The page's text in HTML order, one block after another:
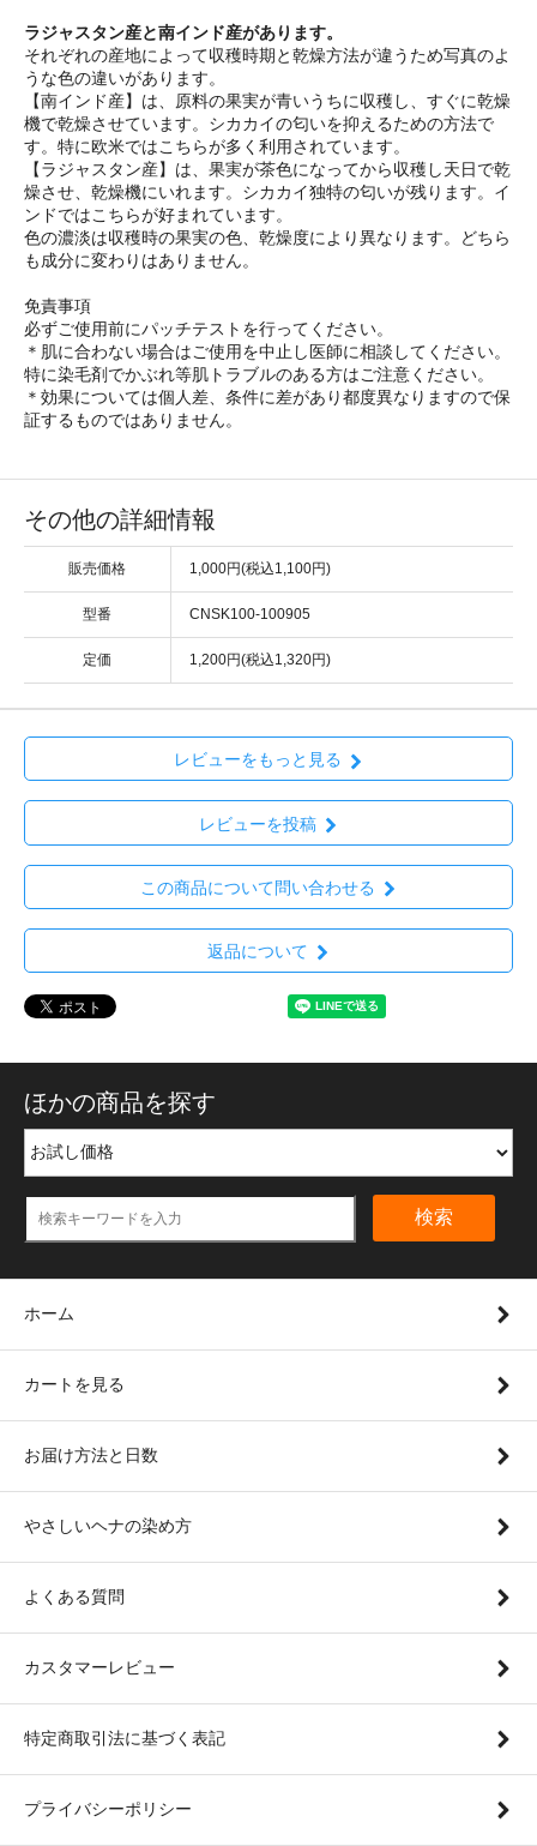
ラジャスタン産と南インド産があります。
それぞれの産地によって収穫時期と乾燥方法が違うため写真のよ
うな色の違いがあります。
【南インド産】は、原料の果実が青いうちに収穫し、すぐに乾燥
機で乾燥させています。シカカイの匂いを抑えるための方法で
す。特に欧米ではこちらが多く利用されています。
【ラジャスタン産】は、果実が茶色になってから収穫し天日で乾
燥させ、乾燥機にいれます。シカカイ独特の匂いが残ります。イ
ンドではこちらが好まれています。
色の濃淡は収穫時の果実の色、乾燥度により異なります。どちら
も成分に変わりはありません。
免責事項
必ずご使用前にパッチテストを行ってください。
＊肌に合わない場合はご使用を中止し医師に相談してください。
特に染毛剤でかぶれ等肌トラブルのある方はご注意ください。
＊効果については個人差、条件に差があり都度異なりますので保
証するものではありません。
その他の詳細情報
販売価格 1,000円(税込1,100円)
型番 CNSK100-100905
定価 1,200円(税込1,320円)
レビューをもっと見る
レビューを投稿
この商品について問い合わせる
返品について
ほかの商品を探す
検索
ホーム
カートを見る
お届け方法と日数
やさしいヘナの染め方
よくある質問
カスタマーレビュー
特定商取引法に基づく表記
プライバシーポリシー